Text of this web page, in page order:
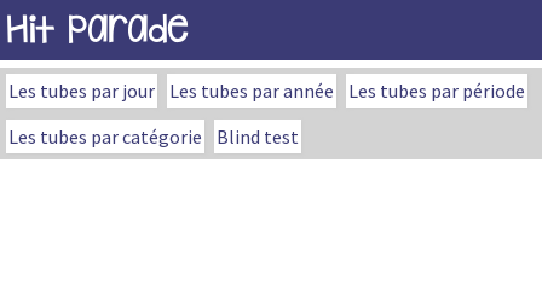
Hit Parade
Les tubes par jour Les tubes par année
Les tubes par période
Les tubes par catégorie
Blind test